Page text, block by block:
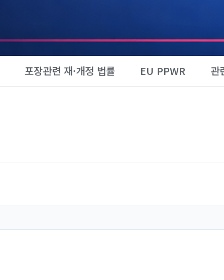
포장관련 재·개정 법률 EU PPWR 관